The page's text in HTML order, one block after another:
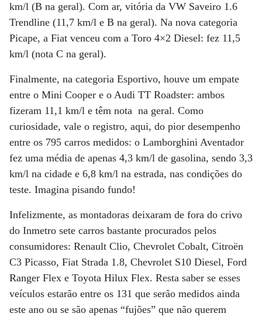
km/l (B na geral). Com ar, vitória da VW Saveiro 1.6
Trendline (11,7 km/l e B na geral). Na nova categoria
Picape, a Fiat venceu com a Toro 4×2 Diesel: fez 11,5
km/l (nota C na geral).
Finalmente, na categoria Esportivo, houve um empate
entre o Mini Cooper e o Audi TT Roadster: ambos
fizeram 11,1 km/l e têm nota na geral. Como
curiosidade, vale o registro, aqui, do pior desempenho
entre os 795 carros medidos: o Lamborghini Aventador
fez uma média de apenas 4,3 km/l de gasolina, sendo 3,3
km/l na cidade e 6,8 km/l na estrada, nas condições do
teste. Imagina pisando fundo!
Infelizmente, as montadoras deixaram de fora do crivo
do Inmetro sete carros bastante procurados pelos
consumidores: Renault Clio, Chevrolet Cobalt, Citroën
C3 Picasso, Fiat Strada 1.8, Chevrolet S10 Diesel, Ford
Ranger Flex e Toyota Hilux Flex. Resta saber se esses
veículos estarão entre os 131 que serão medidos ainda
este ano ou se são apenas “fujões” que não querem